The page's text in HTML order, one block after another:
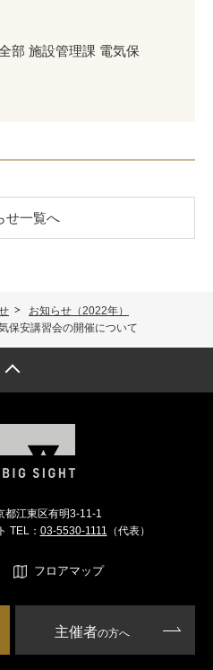
部 施設管理課 電気保
せ一覧へ
お知らせ（2022年）
保安講習会の開催について
都江東区有明3-11-1
TEL： 03-5530-1111 （代表）
フロアマップ
主催者の方へ